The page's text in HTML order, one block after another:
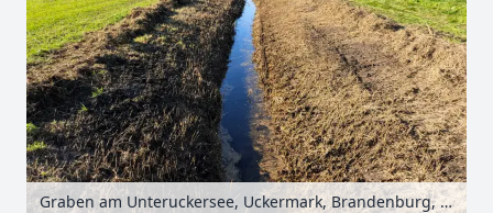
Graben am Unteruckersee, Uckermark, Brandenburg, Deutschland